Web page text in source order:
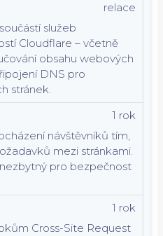
služeb
Cloudflare – včetně
obsahu webových
DNS pro
stránek.
relace
návštěvníků tím,
mezi stránkami.
pro bezpečnost
1 rok
Cross-Site Request
1 rok